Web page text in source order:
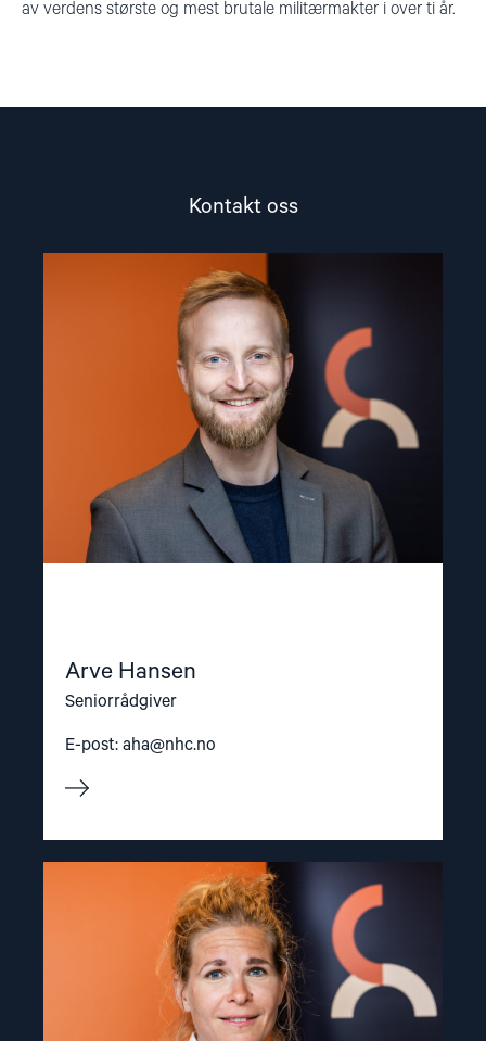
av verdens største og mest brutale militærmakter i over ti år.
Kontakt oss
Arve Hansen
Seniorrådgiver
E-post: aha@nhc.no
article
"Arve
Hansen"
Read
article
"Olya
Shamshur"